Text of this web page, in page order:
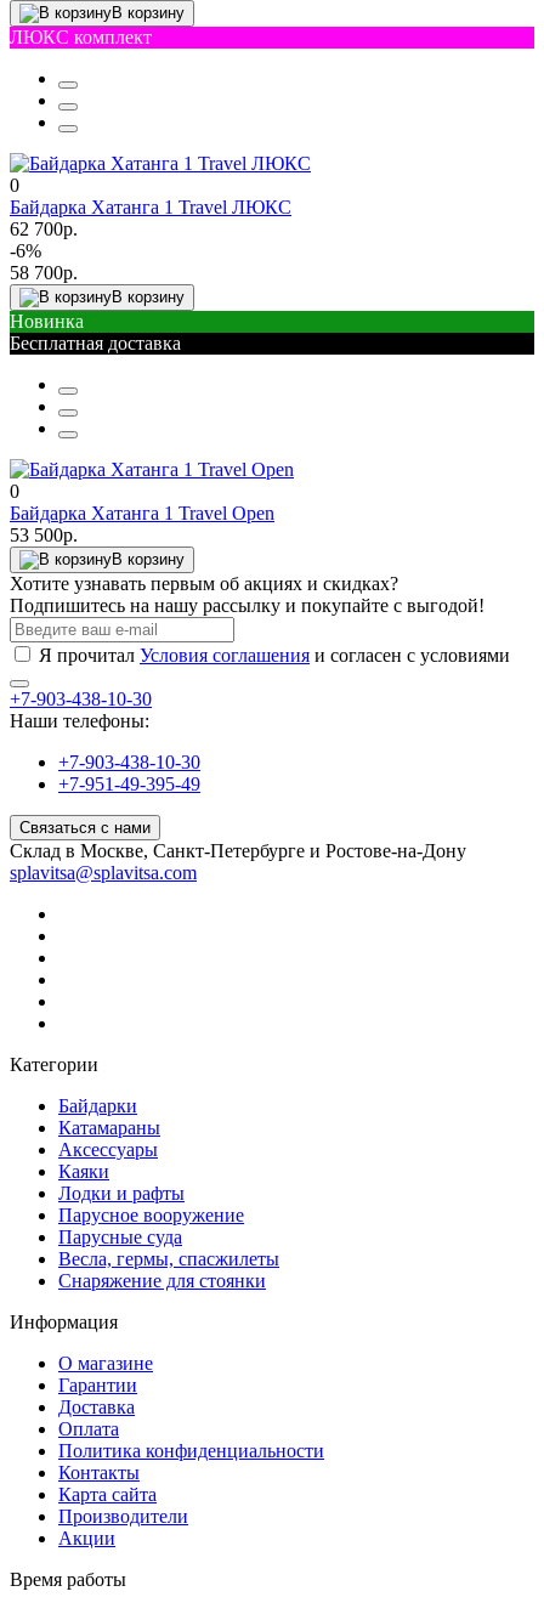
В корзину
ЛЮКС комплект
0
Байдарка Хатанга 1 Travel ЛЮКС
62 700р.
-6%
58 700р.
В корзину
Новинка
Бесплатная доставка
0
Байдарка Хатанга 1 Travel Open
53 500р.
В корзину
Хотите узнавать первым об акциях и скидках?
Подпишитесь на нашу рассылку и покупайте с выгодой!
Я прочитал Условия соглашения и согласен с условиями
+7-903-438-10-30
Наши телефоны:
+7-903-438-10-30
+7-951-49-395-49
Связаться с нами
Склад в Москве, Санкт-Петербурге и Ростове-на-Дону
splavitsa@splavitsa.com
Категории
Байдарки
Катамараны
Аксессуары
Каяки
Лодки и рафты
Парусное вооружение
Парусные суда
Весла, гермы, спасжилеты
Снаряжение для стоянки
Информация
О магазине
Гарантии
Доставка
Оплата
Политика конфиденциальности
Контакты
Карта сайта
Производители
Акции
Время работы